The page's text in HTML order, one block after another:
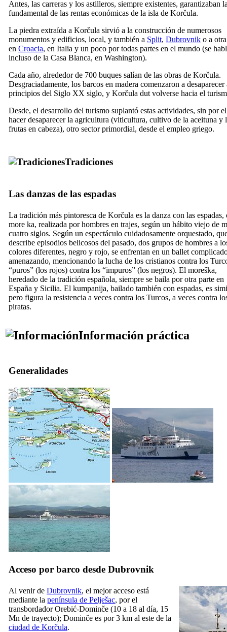
Antes, las carreras y los astilleros, siempre existentes, garantizaban
fundamental de las rentas económicas de la isla de Korčula.
La piedra extraída a Korčula sirvió a la construcción de numerosos
monumentos y edificios, local, y también a Split, Dubrovnik o a
en Croacia, en Italia y un poco por todas partes en el mundo (se
incluso de la Casa Blanca, en Washington).
Cada año, alrededor de 700 buques salían de las obras de Korčula.
Desgraciadamente, los barcos en madera comenzaron a desaparecer
principios del Siglo XX siglo, y Korčula dut volverse hacia el
Desde, el desarrollo del turismo suplantó estas actividades, sin por
hacer desaparecer la agricultura (viticultura, cultivo de la aceituna y
frutas en cabeza), otro sector primordial, desde el empleo griego.
Tradiciones
Las danzas de las espadas
La tradición más pintoresca de Korčula es la danza con las espadas,
more ka, realizada por hombres en trajes, según un hábito viejo de
cuatro siglos. Según un espectáculo cuidadosamente orquestado,
describe episodios belicosos del pasado, dos grupos de hombres a
colores diferentes, negro y rojo, se enfrentan en un ballet
amenazando, mencionando la lucha de los cristianos contra los
“puros” (los rojos) contra los “impuros” (los negros). El moreška,
heredado de la tradición española, siempre se baila por otra parte en
España y Sicilia. El kumpanija, bailado también con espadas, es
pero figura la resistencia a veces contra los Turcos, a veces contra
piratas.
Información práctica
Generalidades
Acceso por barco desde Dubrovnik
Al venir de Dubrovnik, el mejor acceso está
mediante la península de Pelješac, por el
transbordador Orebić-Dominče (10 a 18 al día, 15
Mn de trayecto); Dominče es por 3 km al este de la
ciudad de Korčula.